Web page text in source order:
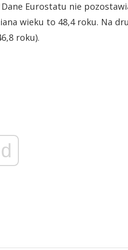
Eurostatu nie
wieku to 48,4 roku. Na
roku).